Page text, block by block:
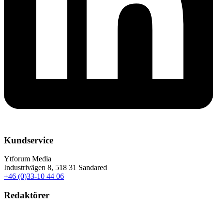
Kundservice
Ytforum Media
Industrivägen 8, 518 31 Sandared
+46 (0)33-10 44 06
Redaktörer